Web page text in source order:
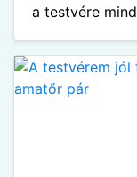
a testvére